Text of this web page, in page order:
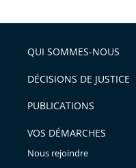
les
détaillées.
QUI SOMMES-NOUS
DÉCISIONS DE JUSTICE
PUBLICATIONS
VOS DÉMARCHES
Nous rejoindre